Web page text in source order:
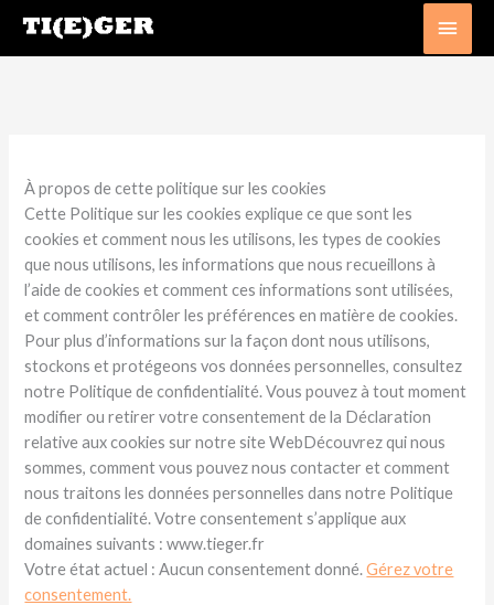
contenu
À propos de cette politique sur les cookies
Cette Politique sur les cookies explique ce que sont les
cookies et comment nous les utilisons, les types de cookies
que nous utilisons, les informations que nous recueillons à
l’aide de cookies et comment ces informations sont utilisées,
et comment contrôler les préférences en matière de cookies.
Pour plus d’informations sur la façon dont nous utilisons,
stockons et protégeons vos données personnelles, consultez
notre Politique de confidentialité. Vous pouvez à tout moment
modifier ou retirer votre consentement de la Déclaration
relative aux cookies sur notre site WebDécouvrez qui nous
sommes, comment vous pouvez nous contacter et comment
nous traitons les données personnelles dans notre Politique
de confidentialité. Votre consentement s’applique aux
domaines suivants : www.tieger.fr
Votre état actuel : Aucun consentement donné.Gérez votre
consentement.